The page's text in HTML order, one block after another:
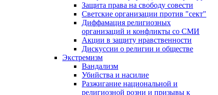
Защита права на свободу совести
Светские организации против "сект"
Диффамация религиозных
организаций и конфликты со СМИ
Акции в защиту нравственности
Дискуссии о религии и обществе
Экстремизм
Вандализм
Убийства и насилие
Разжигание национальной и
религиозной розни и призывы к